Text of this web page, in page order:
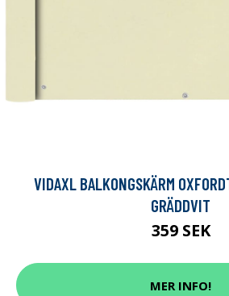
VIDAXL BALKONGSKÄRM
GRÄDDVIT
359 SEK
MER INFO!